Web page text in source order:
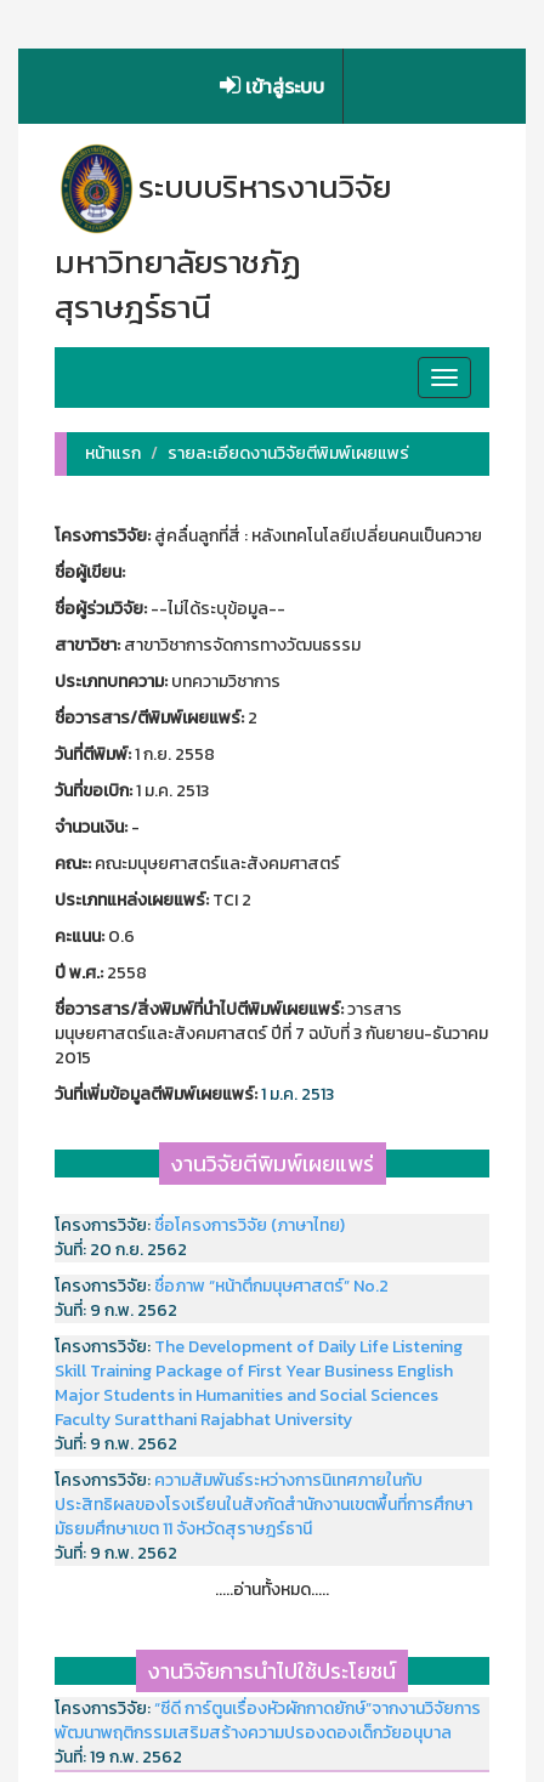
เข้าสู่ระบบ
ระบบบริหารงานวิจัย
มหาวิทยาลัยราชภัฏ
สุราษฎร์ธานี
Toggle
navigation
หน้าแรก
รายละเอียดงานวิจัยตีพิมพ์เผยแพร่
โครงการวิจัย:สู่คลื่นลูกที่สี่ : หลังเทคโนโลยีเปลี่ยนคนเป็นควาย
ชื่อผู้เขียน:
ชื่อผู้ร่วมวิจัย:--ไม่ได้ระบุข้อมูล--
สาขาวิชา:สาขาวิชาการจัดการทางวัฒนธรรม
ประเภทบทความ:บทความวิชาการ
ชื่อวารสาร/ตีพิมพ์เผยแพร์:2
วันที่ตีพิมพ์:1 ก.ย. 2558
วันที่ขอเบิก:1 ม.ค. 2513
จำนวนเงิน:-
คณะ:คณะมนุษยศาสตร์และสังคมศาสตร์
ประเภทแหล่งเผยแพร์:TCI 2
คะแนน:0.6
ปี พ.ศ.:2558
ชื่อวารสาร/สิ่งพิมพ์ที่นำไปตีพิมพ์เผยแพร์:วารสาร
มนุษยศาสตร์และสังคมศาสตร์ ปีที่ 7 ฉบับที่ 3 กันยายน-ธันวาคม
2015
วันที่เพิ่มข้อมูลตีพิมพ์เผยแพร์:1 ม.ค. 2513
งานวิจัยตีพิมพ์เผยแพร่
โครงการวิจัย:ชื่อโครงการวิจัย (ภาษาไทย)
วันที่:20 ก.ย. 2562
โครงการวิจัย:ชื่อภาพ “หน้าตึกมนุษศาสตร์” No.2
วันที่:9 ก.พ. 2562
โครงการวิจัย:The Development of Daily Life Listening
Skill Training Package of First Year Business English
Major Students in Humanities and Social Sciences
Faculty Suratthani Rajabhat University
วันที่:9 ก.พ. 2562
โครงการวิจัย:ความสัมพันธ์ระหว่างการนิเทศภายในกับ
ประสิทธิผลของโรงเรียนในสังกัดสำนักงานเขตพื้นที่การศึกษา
มัธยมศึกษาเขต 11 จังหวัดสุราษฎร์ธานี
วันที่:9 ก.พ. 2562
.....อ่านทั้งหมด.....
งานวิจัยการนำไปใช้ประโยชน์
โครงการวิจัย:“ซีดี การ์ตูนเรื่องหัวผักกาดยักษ์”จากงานวิจัยการ
พัฒนาพฤติกรรมเสริมสร้างความปรองดองเด็กวัยอนุบาล
วันที่:19 ก.พ. 2562